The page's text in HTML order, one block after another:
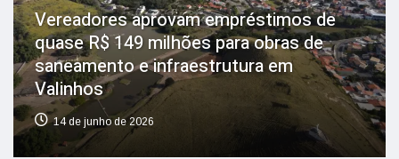
Vereadores aprovam empréstimos de
quase R$ 149 milhões para obras de
saneamento e infraestrutura em
Valinhos
14 de junho de 2026